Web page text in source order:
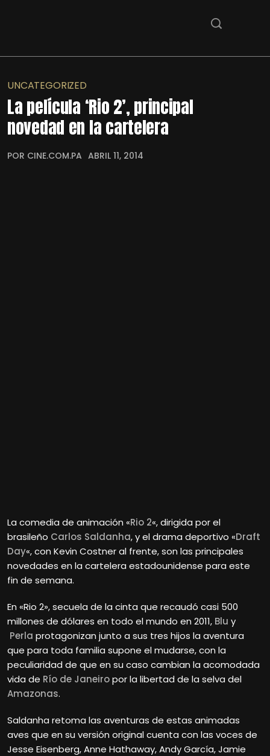
UNCATEGORIZED
La película ‘Rio 2’, principal
novedad en la cartelera
POR CINE.COM.PA ABRIL 11, 2014
La comedia de animación «Rio 2«, dirigida por el
brasileño Carlos Saldanha, y el drama deportivo «Draft
Day«, con Kevin Costner al frente, son las principales
novedades en la cartelera estadounidense para este
fin de semana.
En «Rio 2», secuela de la cinta que recaudó casi 500
millones de dólares en todo el mundo en 2011, Blu y
Perla protagonizan junto a sus tres hijos la aventura
que para toda familia supone el mudarse, con la
peculiaridad de que en su caso cambian la acomodada
vida de Río de Janeiropor la libertad de la selva del
Amazonas.
Saldanha retoma las aventuras de estas animadas
aves que en su versión original cuenta con las voces de
Jesse Eisenberg, Anne Hathaway, Andy García, Jamie